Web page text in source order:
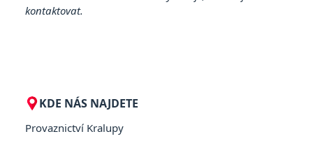
kontaktovat.
KDE NÁS NAJDETE
Provaznictví Kralupy